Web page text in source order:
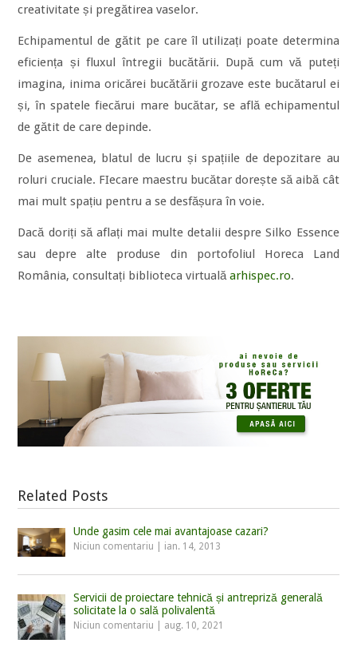
creativitate și pregătirea vaselor.
Echipamentul de gătit pe care îl utilizați poate determina
eficiența și fluxul întregii bucătării. După cum vă puteți
imagina, inima oricărei bucătării grozave este bucătarul ei
și, în spatele fiecărui mare bucătar, se află echipamentul
de gătit de care depinde.
De asemenea, blatul de lucru și spațiile de depozitare au
roluri cruciale. FIecare maestru bucătar dorește să aibă cât
mai mult spațiu pentru a se desfășura în voie.
Dacă doriți să aflați mai multe detalii despre Silko Essence
sau depre alte produse din portofoliul Horeca Land
România, consultați biblioteca virtualăarhispec.ro.
Related Posts
Unde gasim cele mai avantajoase cazari?
Niciun comentariu ian. 14, 2013
Servicii de proiectare tehnică și antrepriză generală
solicitate la o sală polivalentă
Niciun comentariu aug. 10, 2021